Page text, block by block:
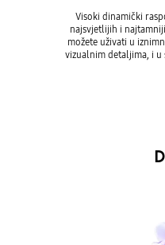
Visoki dinamički
najsvjetlijih i
možete uživati u
vizualnim detaljima, i